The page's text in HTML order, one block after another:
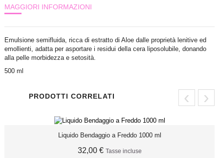
MAGGIORI INFORMAZIONI
Emulsione semifluida, ricca di estratto di Aloe dalle proprietà lenitive ed
emollienti, adatta per asportare i residui della cera liposolubile, donando
alla pelle morbidezza e setosità.
500 ml
PRODOTTI CORRELATI ‹ ›
Liquido Bendaggio a Freddo 1000 ml
32,00 € Tasse incluse